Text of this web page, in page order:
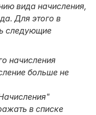
вида начисления,
Для этого в
следующие
начисления
больше не
в списке